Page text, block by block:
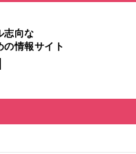
志向な
の情報サイト